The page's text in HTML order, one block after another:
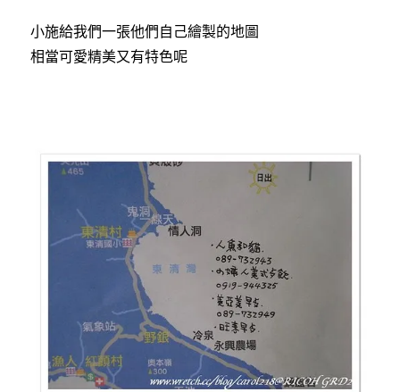
小施給我們一張他們自己繪製的地圖
相當可愛精美又有特色呢